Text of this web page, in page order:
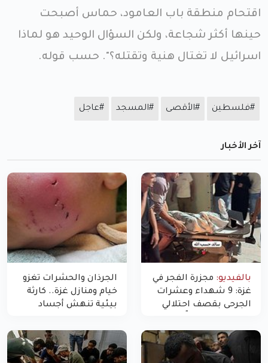
اقتحام منطقة باب العامود، حماس أصبحت
حينها أكثر شجاعة، ولكن السؤال الوحيد هو لماذا
اسرائيل لا تغتال هنية وتقتله؟". حسب قوله.
#فلسطين #الأقصى #المسجد #عاجل
آخر الأخبار
بالفيديو: مجزرة الفجر في
غزة: 9 شهداء وعشرات
الجرحى بقصف احتلالي
الجرذان والحشرات تغزو
خيام ومنازل غزة.. كارثة
بيئية تنهش أجساد